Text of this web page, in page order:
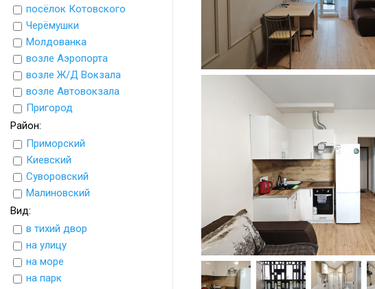
посёлок Котовского
Черёмушки
Молдованка
возле Аэропорта
возле Ж/Д Вокзала
возле Автовокзала
Пригород
Район:
Приморский
Киевский
Суворовский
Малиновский
Вид:
в тихий двор
на улицу
на море
на парк